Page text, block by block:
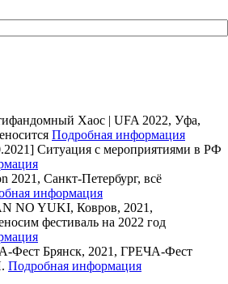
Хаос | UFA 2022, Уфа,
Подробная информация
Ситуация с мероприятиями в РФ
2021, Санкт-Петербург, всё
информация
NO YUKI, Ковров, 2021,
фестиваль на 2022 год
Фест Брянск, 2021, ГРЕЧА-Фест
Подробная информация